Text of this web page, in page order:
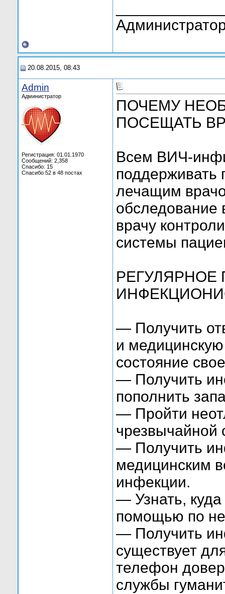
20.08.2015, 08:43
Admin
Администратор
Регистрация: 01.01.1970
Сообщений: 2,358
Спасибо: 15
Спасибо 52 в 48 постах
ПОЧЕМУ
ПОСЕЩАТЬ
Всем ВИЧ-
поддерживать
лечащим
обследование
врачу
системы
РЕГУЛЯРНОЕ
— Получить
и
состояние
— Получить
пополнить
— Пройти
чрезвычайной
— Получить
медицинским
инфекции.
— Узнать, куда
помощью по
— Получить
существует
телефон
службы